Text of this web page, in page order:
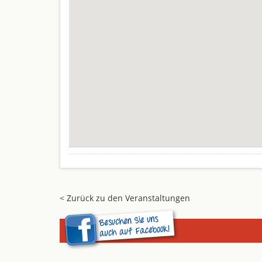
< Zurück zu den Veranstaltungen